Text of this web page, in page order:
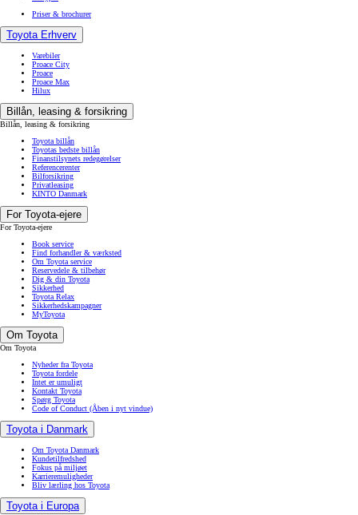
Priser & brochurer
Toyota Erhverv
Varebiler
Proace City
Proace
Proace Max
Hilux
Billån, leasing & forsikring
Billån, leasing & forsikring
Toyota billån
Toyotas bedste billån
Finanstilsynets redegørelser
Referencerenter
Bilforsikring
Privatleasing
KINTO Danmark
For Toyota-ejere
For Toyota-ejere
Book service
Find forhandler & værksted
Om Toyota service
Reservedele & tilbehør
Dig & din Toyota
Sikkerhed
Toyota Relax
Sikkerhedskampagner
MyToyota
Om Toyota
Om Toyota
Nyheder fra Toyota
Toyota fordele
Intet er umuligt
Kontakt Toyota
Spørg Toyota
Code of Conduct (Åben i nyt vindue)
Toyota i Danmark
Om Toyota Danmark
Kundetilfredshed
Fokus på miljøet
Karrieremuligheder
Bliv lærling hos Toyota
Toyota i Europa